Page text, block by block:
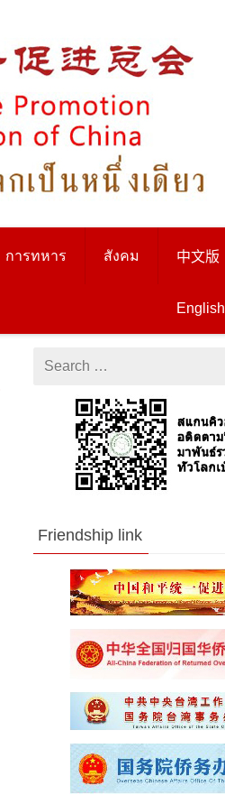
การทหาร สังคม 中文版
English
for
Friendship link